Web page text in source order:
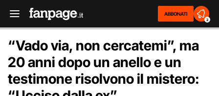
ABBONATI
2
“Vado via, non cercatemi”, ma
20 anni dopo un anello e un
testimone risolvono il mistero: